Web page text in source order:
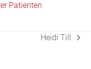
Patienten
Nächster
Heidi Till